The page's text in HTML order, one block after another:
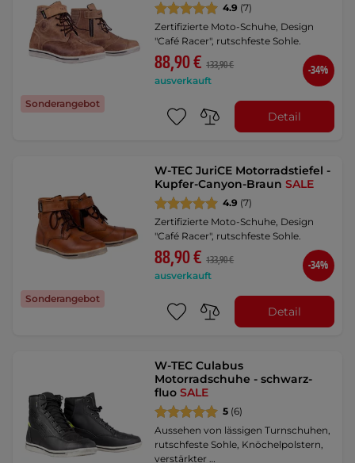
Sonderangebot
4.9 (7)
Zertifizierte Moto-Schuhe, Design
"Café Racer", rutschfeste Sohle.
88,90 € 133,90 €
ausverkauft
-34%
Detail
Sonderangebot
W-TEC JuriCE Motorradstiefel -
Kupfer-Canyon-BraunSALE
4.9 (7)
Zertifizierte Moto-Schuhe, Design
"Café Racer", rutschfeste Sohle.
88,90 € 133,90 €
ausverkauft
-34%
Detail
W-TEC Culabus
Motorradschuhe - schwarz-
fluoSALE
5 (6)
Aussehen von lässigen Turnschuhen,
rutschfeste Sohle, Knöchelpolstern,
verstärkter …